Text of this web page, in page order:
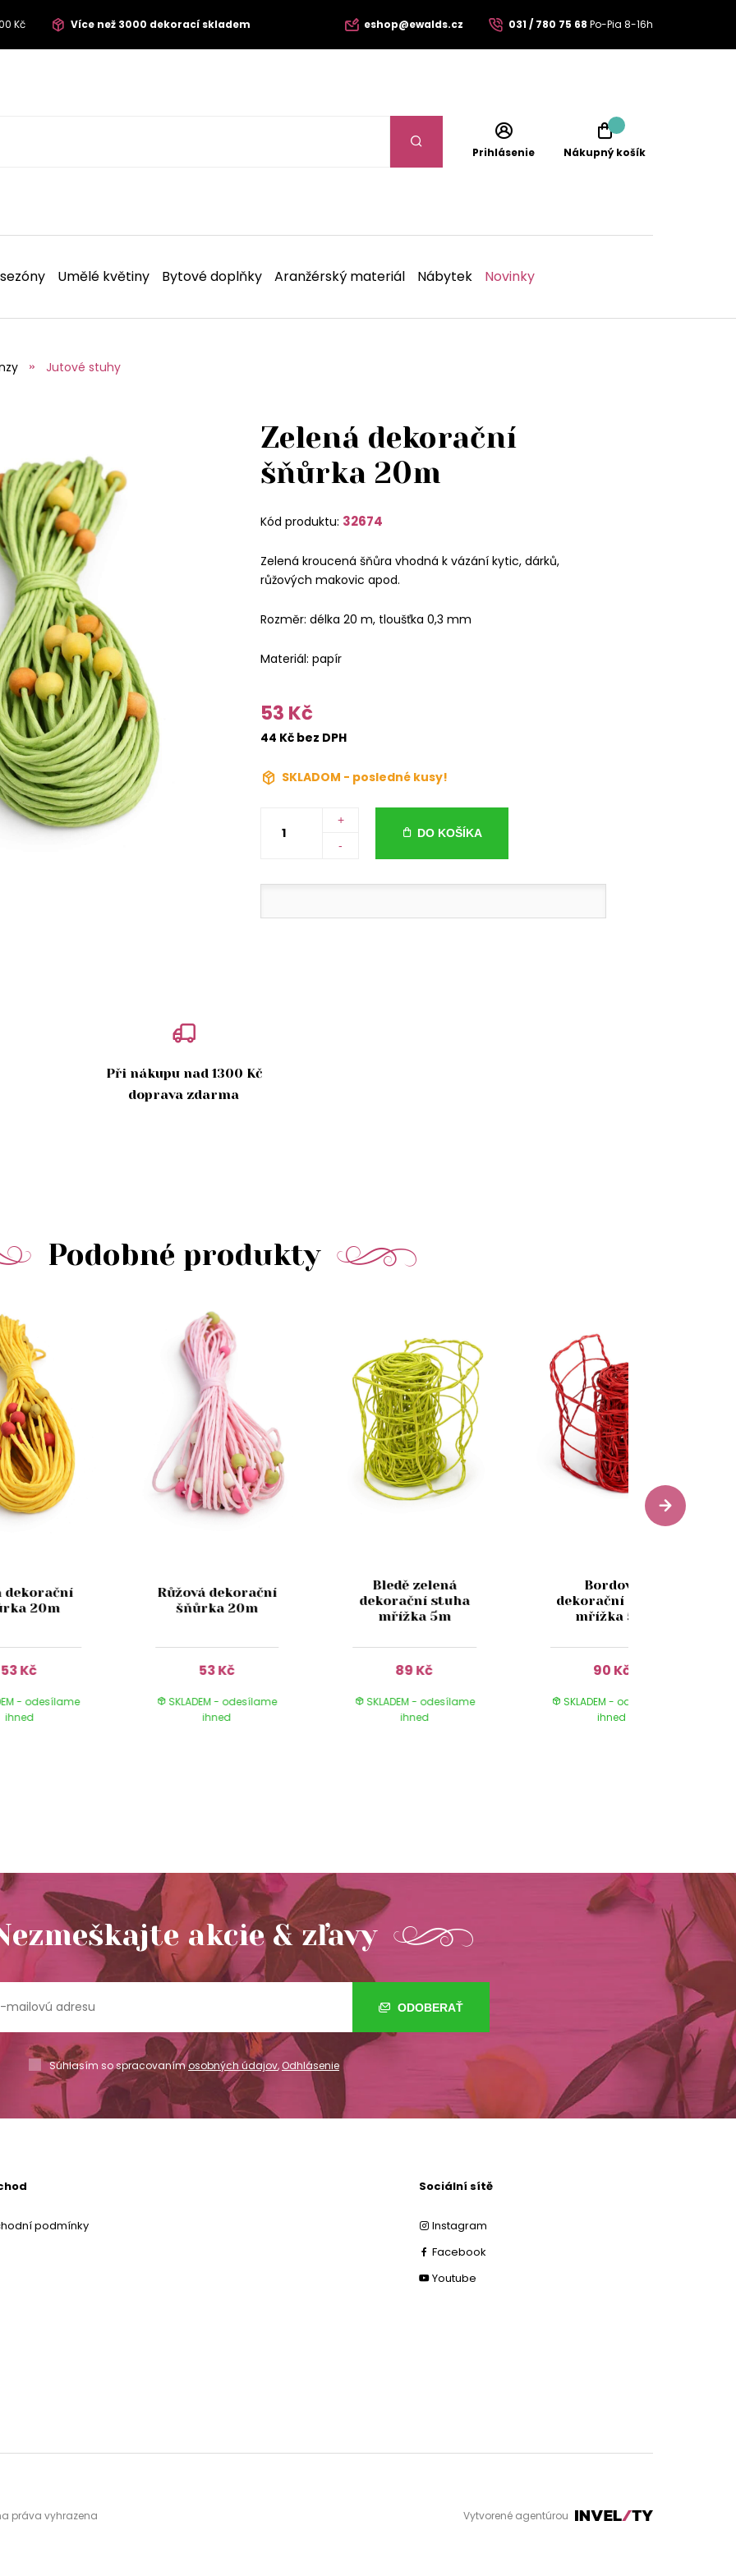
Kč Více než 3000 dekorací skladem eshop@ewalds.cz 031 / 780 75 68 Po-Pia 8-16h
Prihlásenie Nákupný košík
Umělé květiny Bytové doplňky Aranžérský materiál Nábytek Novinky
Jutové stuhy
Zelená dekorační
šňůrka 20m
Kód produktu: 32674
Zelená kroucená šňůra vhodná k vázání kytic, dárků,
růžových makovic apod.
Rozměr: délka 20 m, tloušťka 0,3 mm
Materiál: papír
53 Kč
44 Kč bez DPH
SKLADOM - posledné kusy!
+
-
DO KOŠÍKA
Při nákupu nad 1300 Kč
doprava zdarma
Podobné produkty
dekorační
20m
53 Kč
- odesílame
ihned
Růžová dekorační
šňůrka 20m
53 Kč
SKLADEM - odesílame
ihned
Bledě zelená
dekorační stuha
mřížka 5m
89 Kč
SKLADEM - odesílame
ihned
Bordová
dekorační stuha
mřížka 5m
90 Kč
SKLADEM - odesílame
ihned
akcie & zľavy
ODOBERAŤ
Súhlasím so spracovanímosobných údajov,Odhlásenie
podmínky
Sociální sítě
Instagram
Facebook
Youtube
práva vyhrazena Vytvorené agentúrou